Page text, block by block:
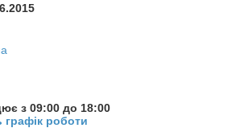
з 09:00 до 18:00
графік роботи